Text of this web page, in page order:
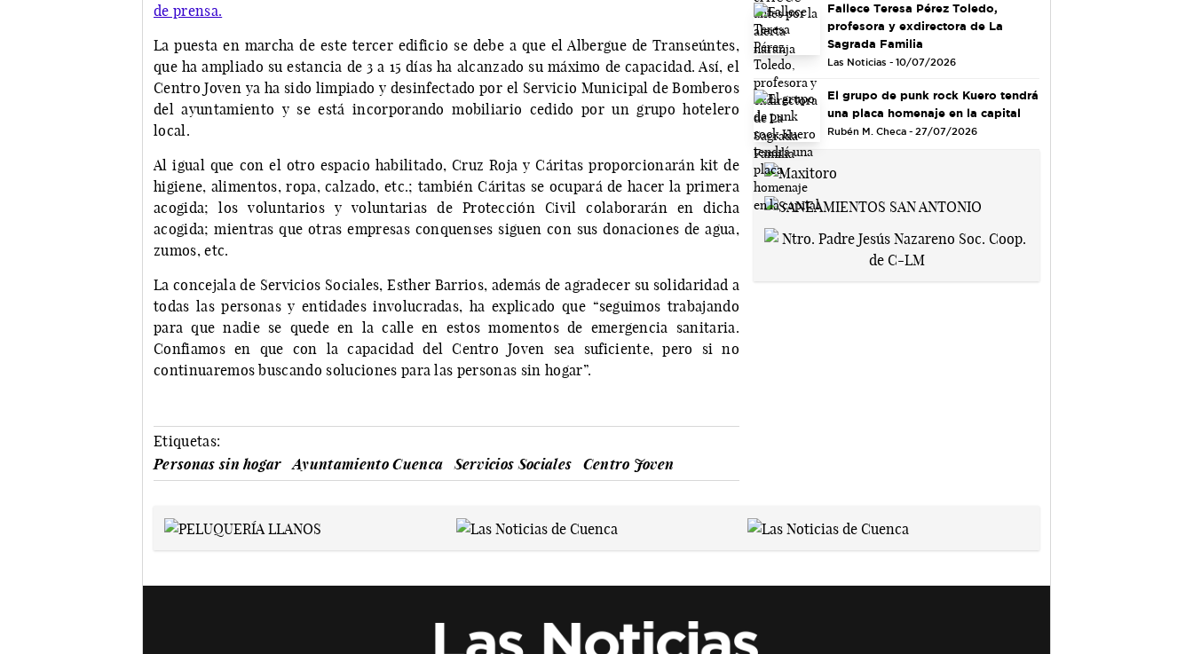
de prensa.
La puesta en marcha de este tercer edificio se debe a que el Albergue de Transeúntes,
que ha ampliado su estancia de 3 a 15 días ha alcanzado su máximo de capacidad. Así, el
Centro Joven ya ha sido limpiado y desinfectado por el Servicio Municipal de Bomberos
del ayuntamiento y se está incorporando mobiliario cedido por un grupo hotelero
local.
Al igual que con el otro espacio habilitado, Cruz Roja y Cáritas proporcionarán kit de
higiene, alimentos, ropa, calzado, etc.; también Cáritas se ocupará de hacer la primera
acogida; los voluntarios y voluntarias de Protección Civil colaborarán en dicha
acogida; mientras que otras empresas conquenses siguen con sus donaciones de agua,
zumos, etc.
La concejala de Servicios Sociales, Esther Barrios, además de agradecer su solidaridad a
todas las personas y entidades involucradas, ha explicado que “seguimos trabajando
para que nadie se quede en la calle en estos momentos de emergencia sanitaria.
Confiamos en que con la capacidad del Centro Joven sea suficiente, pero si no
continuaremos buscando soluciones para las personas sin hogar”.
Etiquetas:
Personas sin hogar
Ayuntamiento Cuenca Servicios Sociales Centro Joven
Fallece Teresa Pérez Toledo,
profesora y exdirectora de La
Sagrada Familia
Las Noticias - 10/07/2026
El grupo de punk rock Kuero tendrá
una placa homenaje en la capital
Rubén M. Checa - 27/07/2026